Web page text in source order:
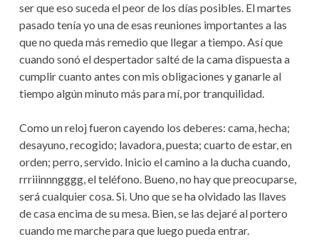
ser que eso suceda el peor de los días posibles. El martes
pasado tenía yo una de esas reuniones importantes a las
que no queda más remedio que llegar a tiempo. Así que
cuando sonó el despertador salté de la cama dispuesta a
cumplir cuanto antes con mis obligaciones y ganarle al
tiempo algún minuto más para mí, por tranquilidad.
Como un reloj fueron cayendo los deberes: cama, hecha;
desayuno, recogido; lavadora, puesta; cuarto de estar, en
orden; perro, servido. Inicio el camino a la ducha cuando,
rrriiinnngggg, el teléfono. Bueno, no hay que preocuparse,
será cualquier cosa. Si. Uno que se ha olvidado las llaves
de casa encima de su mesa. Bien, se las dejaré al portero
cuando me marche para que luego pueda entrar.